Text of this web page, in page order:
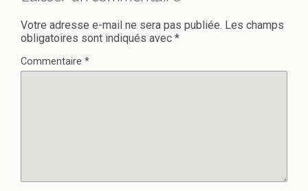
Votre adresse e-mail ne sera pas publiée. Les champs
obligatoires sont indiqués avec *
Commentaire *